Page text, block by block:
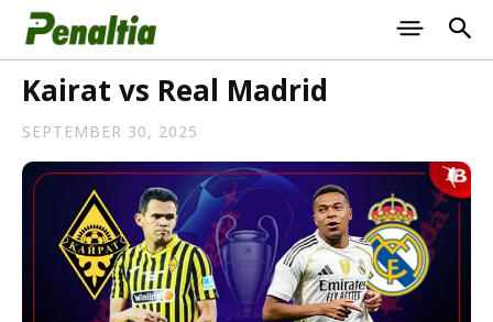
Kairat vs Real Madrid
SEPTEMBER 30, 2025